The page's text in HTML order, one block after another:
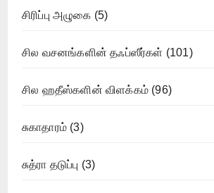
சிரிப்பு அழுகை (5)
சில வசனங்களின் தஃப்ஸீர்கள் (101)
சில ஹதீஸ்களின் விளக்கம் (96)
சுகாதாரம் (3)
சுத்ரா தடுப்பு (3)